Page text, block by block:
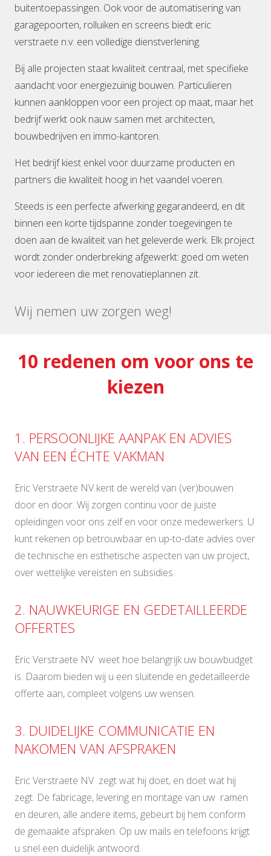
buitentoepassingen. Ook voor de automatisering van
garagepoorten, rolluiken en screens biedt eric
verstraete n.v. een volledige dienstverlening.
Bij alle projecten staat kwaliteit centraal, met specifieke
aandacht voor energiezuinig bouwen. Particulieren
kunnen aankloppen voor een project op maat, maar het
bedrijf werkt ook nauw samen met architecten,
bouwbedrijven en immo-kantoren.
Het bedrijf kiest enkel voor duurzame producten en
partners die kwaliteit hoog in het vaandel voeren.
Steeds is een perfecte afwerking gegarandeerd, en dit
binnen een korte tijdspanne zonder toegevingen te
doen aan de kwaliteit van het geleverde werk. Elk project
wordt zonder onderbreking afgewerkt: goed om weten
voor iedereen die met renovatieplannen zit.
Wij nemen uw zorgen weg!
10 redenen om voor ons te
kiezen
1. PERSOONLIJKE AANPAK EN ADVIES
VAN EEN ÉCHTE VAKMAN
Eric Verstraete NV kent de wereld van (ver)bouwen
door en door. Wij zorgen continu voor de juiste
opleidingen voor ons zelf en voor onze medewerkers. U
kunt rekenen op betrouwbaar en up-to-date advies over
de technische en esthetische aspecten van uw project,
over wettelijke vereisten en subsidies.
2. NAUWKEURIGE EN GEDETAILLEERDE
OFFERTES
Eric Verstraete NV weet hoe belangrijk uw bouwbudget
is. Daarom bieden wij u een sluitende en gedetailleerde
offerte aan, compleet volgens uw wensen.
3. DUIDELIJKE COMMUNICATIE EN
NAKOMEN VAN AFSPRAKEN
Eric Verstraete NV zegt wat hij doet, en doet wat hij
zegt. De fabricage, levering en montage van uw ramen
en deuren, alle andere items, gebeurt bij hem conform
de gemaakte afspraken. Op uw mails en telefoons krijgt
u snel een duidelijk antwoord.